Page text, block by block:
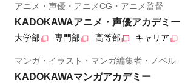
アニメ・声優・アニメCG・アニメ監督
KADOKAWAアニメ・声優アカデミー
大学部 専門部 高等部 キャリア
マンガ・イラスト・マンガ編集者・ノベル
KADOKAWAマンガアカデミー